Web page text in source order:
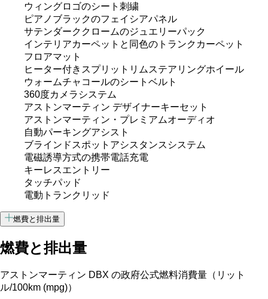
ウィングロゴのシート刺繍
ピアノブラックのフェイシアパネル
サテンダーククロームのジュエリーパック
インテリアカーペットと同色のトランクカーペット
フロアマット
ヒーター付きスプリットリムステアリングホイール
ウォームチャコールのシートベルト
360度カメラシステム
アストンマーティン デザイナーキーセット
アストンマーティン・プレミアムオーディオ
自動パーキングアシスト
ブラインドスポットアシスタンスシステム
電磁誘導方式の携帯電話充電
キーレスエントリー
タッチパッド
電動トランクリッド
燃費と排出量
燃費と排出量
アストンマーティン DBX の政府公式燃料消費量（リット
ル/100km (mpg)）